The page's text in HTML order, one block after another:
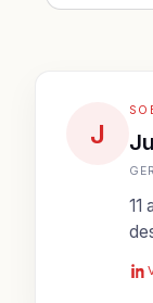
J
11